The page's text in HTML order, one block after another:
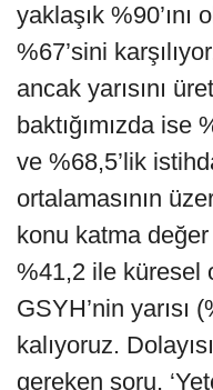
yaklaşık
%67’sini
ancak yarısını
baktığımızda ise
ve %68,5’lik
ortalamasının
konu katma
%41,2 ile küresel
GSYH’nin yarısı
kalıyoruz.
gereken soru,